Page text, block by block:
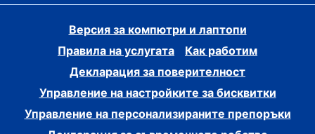
Версия за компютри и лаптопи
Правила на услугата
Как работим
Декларация за поверителност
Управление на настройките за бисквитки
Управление на персонализираните препоръки